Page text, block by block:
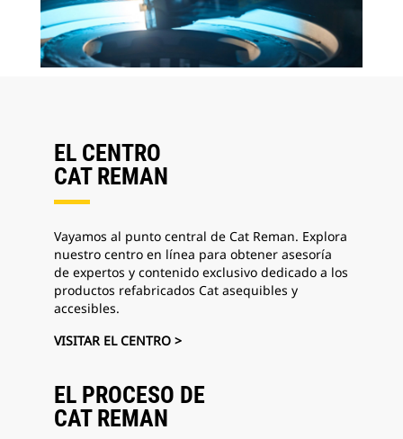
EL CENTRO
CAT REMAN
Vayamos al punto central de Cat Reman. Explora
nuestro centro en línea para obtener asesoría
de expertos y contenido exclusivo dedicado a los
productos refabricados Cat asequibles y
accesibles.
VISITAR EL CENTRO >
EL PROCESO DE
CAT REMAN